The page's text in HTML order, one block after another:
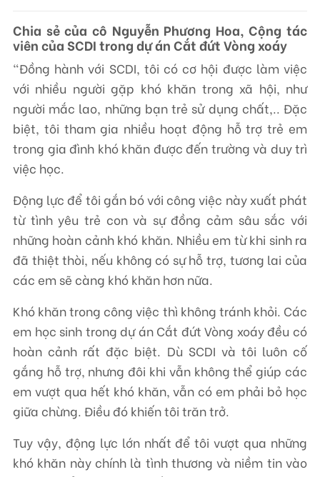
Chia sẻ của cô Nguyễn Phương Hoa, Cộng tác
viên của SCDI trong dự án Cắt đứt Vòng xoáy
“Đồng hành với SCDI, tôi có cơ hội được làm việc
với nhiều người gặp khó khăn trong xã hội, như
người mắc lao, những bạn trẻ sử dụng chất,.. Đặc
biệt, tôi tham gia nhiều hoạt động hỗ trợ trẻ em
trong gia đình khó khăn được đến trường và duy trì
việc học.
Động lực để tôi gắn bó với công việc này xuất phát
từ tình yêu trẻ con và sự đồng cảm sâu sắc với
những hoàn cảnh khó khăn. Nhiều em từ khi sinh ra
đã thiệt thòi, nếu không có sự hỗ trợ, tương lai của
các em sẽ càng khó khăn hơn nữa.
Khó khăn trong công việc thì không tránh khỏi. Các
em học sinh trong dự án Cắt đứt Vòng xoáy đều có
hoàn cảnh rất đặc biệt. Dù SCDI và tôi luôn cố
gắng hỗ trợ, nhưng đôi khi vẫn không thể giúp các
em vượt qua hết khó khăn, vẫn có em phải bỏ học
giữa chừng. Điều đó khiến tôi trăn trở.
Tuy vậy, động lực lớn nhất để tôi vượt qua những
khó khăn này chính là tình thương và niềm tin vào